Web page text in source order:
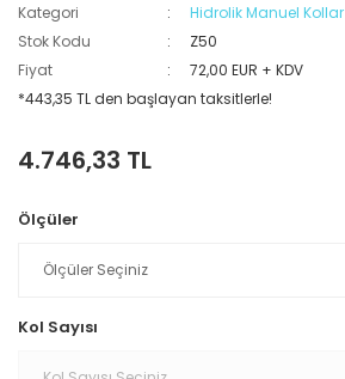
Kategori
Hidrolik Manuel Kollar
Stok Kodu
Z50
Fiyat
72,00 EUR + KDV
*443,35 TL den başlayan taksitlerle!
4.746,33 TL
Ölçüler
Kol Sayısı